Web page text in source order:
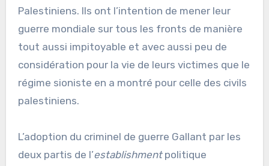
Palestiniens. Ils ont l’intention de mener leur
guerre mondiale sur tous les fronts de manière
tout aussi impitoyable et avec aussi peu de
considération pour la vie de leurs victimes que le
régime sioniste en a montré pour celle des civils
palestiniens.
L’adoption du criminel de guerre Gallant par les
deux partis de l’establishmentpolitique